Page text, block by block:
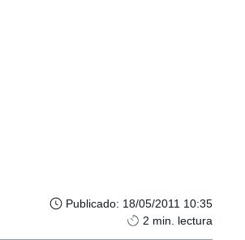
Publicado: 18/05/2011 10:35
2 min. lectura